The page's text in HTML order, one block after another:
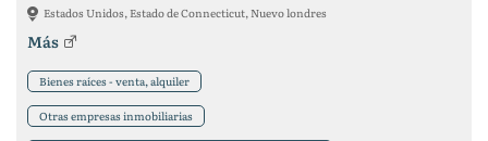
Estados Unidos, Estado de Connecticut, Nuevo londres
Más
Bienes raíces - venta, alquiler
Otras empresas inmobiliarias